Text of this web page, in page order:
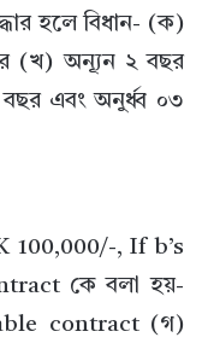
হলে বিধান- (ক)
(খ) অন্যূন ২ বছর
এবং অনুর্ধ্ব ০৩
100,000/-, If b’s
কে বলা হয়-
contract (গ)